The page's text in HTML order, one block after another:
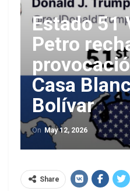
Estado 51
Petro
Casa
Bolívar
On May 12, 2026
Share